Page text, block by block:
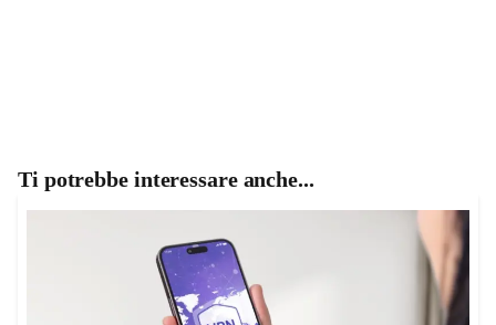
Ti potrebbe interessare anche...